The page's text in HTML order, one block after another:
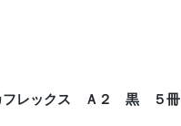
フレックス Ａ２ 黒 ５冊